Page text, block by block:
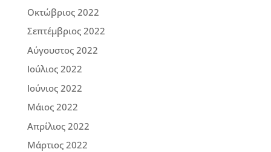
Οκτώβριος 2022
Σεπτέμβριος 2022
Αύγουστος 2022
Ιούλιος 2022
Ιούνιος 2022
Μάιος 2022
Απρίλιος 2022
Μάρτιος 2022